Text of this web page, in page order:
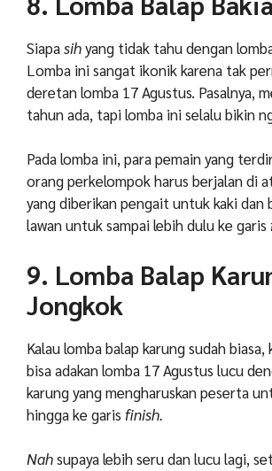
Siapasihyang tidak tahu dengan
Lomba ini sangat ikonik karena tak
deretan lomba 17 Agustus. Pasalnya,
tahun ada, tapi lomba ini selalu bikin
Pada lomba ini, para pemain yang
orang perkelompok harus berjalan di
yang diberikan pengait untuk kaki dan
lawan untuk sampai lebih dulu ke garis
9. Lomba Balap
Jongkok
Kalau lomba balap karung sudah biasa,
bisa adakan lomba 17 Agustus lucu
karung yang mengharuskan peserta
hingga ke garis finish.
Nahsupaya lebih seru dan lucu lagi,